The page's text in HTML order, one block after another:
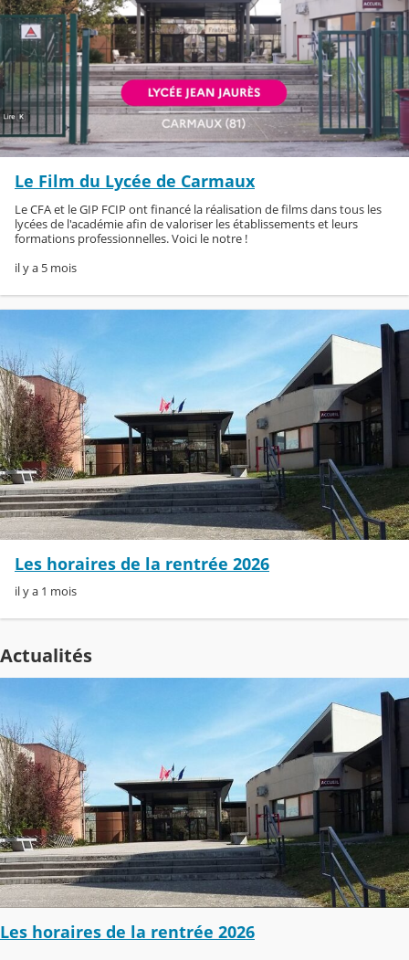
Le Film du Lycée de Carmaux
Le CFA et le GIP FCIP ont financé la réalisation de films dans tous les
lycées de l'académie afin de valoriser les établissements et leurs
formations professionnelles. Voici le notre !
il y a 5 mois
Les horaires de la rentrée 2026
il y a 1 mois
Actualités
Les horaires de la rentrée 2026